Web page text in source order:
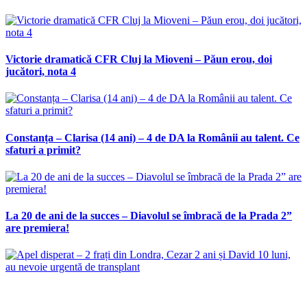
Victorie dramatică CFR Cluj la Mioveni – Păun erou, doi
jucători, nota 4
Constanța – Clarisa (14 ani) – 4 de DA la Românii au talent. Ce
sfaturi a primit?
La 20 de ani de la succes – Diavolul se îmbracă de la Prada 2”
are premiera!